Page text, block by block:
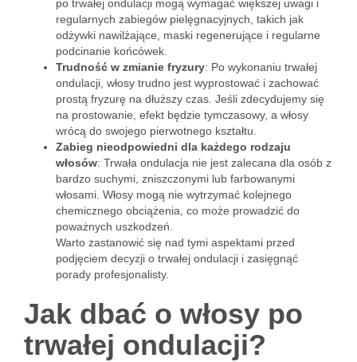
po trwałej ondulacji mogą wymagać większej uwagi i
regularnych zabiegów pielęgnacyjnych, takich jak
odżywki nawilżające, maski regenerujące i regularne
podcinanie końcówek.
Trudność w zmianie fryzury: Po wykonaniu trwałej
ondulacji, włosy trudno jest wyprostować i zachować
prostą fryzurę na dłuższy czas. Jeśli zdecydujemy się
na prostowanie, efekt będzie tymczasowy, a włosy
wrócą do swojego pierwotnego kształtu.
Zabieg nieodpowiedni dla każdego rodzaju
włosów: Trwała ondulacja nie jest zalecana dla osób z
bardzo suchymi, zniszczonymi lub farbowanymi
włosami. Włosy mogą nie wytrzymać kolejnego
chemicznego obciążenia, co może prowadzić do
poważnych uszkodzeń.
Warto zastanowić się nad tymi aspektami przed
podjęciem decyzji o trwałej ondulacji i zasięgnąć
porady profesjonalisty.
Jak dbać o włosy po
trwałej ondulacji?